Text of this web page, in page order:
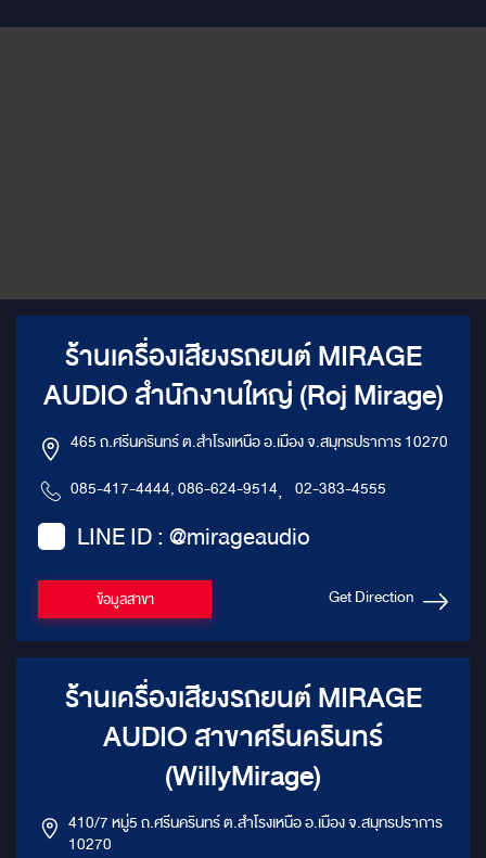
ร้านเครื่องเสียงรถยนต์ MIRAGE
AUDIO สำนักงานใหญ่ (Roj Mirage)
465 ถ.ศรีนครินทร์ ต.สำโรงเหนือ อ.เมือง จ.สมุทรปราการ 10270
085-417-4444, 086-624-9514, 02-383-4555
LINE ID : @mirageaudio
ข้อมูลสาขา Get Direction
ร้านเครื่องเสียงรถยนต์ MIRAGE
AUDIO สาขาศรีนครินทร์
(WillyMirage)
410/7 หมู่5 ถ.ศรีนครินทร์ ต.สำโรงเหนือ อ.เมือง จ.สมุทรปราการ
10270